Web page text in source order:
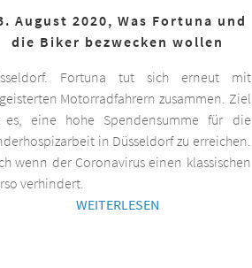
August 2020, Was Fortuna und
die Biker bezwecken wollen
Fortuna tut sich erneut mit
Motorradfahrern zusammen. Ziel
es, eine hohe Spendensumme für die
in Düsseldorf zu erreichen.
wenn der Coronavirus einen klassischen
verhindert.
WEITERLESEN